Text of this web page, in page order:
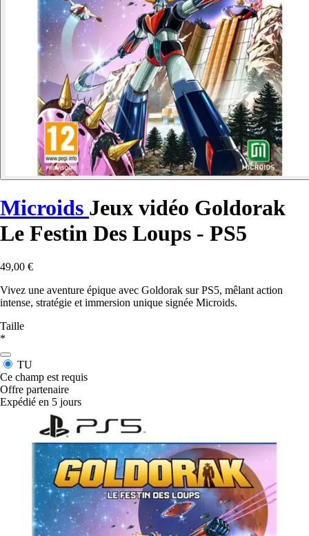
Microids Jeux vidéo Goldorak
Le Festin Des Loups - PS5
49,00 €
Vivez une aventure épique avec Goldorak sur PS5, mêlant action
intense, stratégie et immersion unique signée Microids.
Taille
*
TU
Ce champ est requis
Offre partenaire
Expédié en 5 jours